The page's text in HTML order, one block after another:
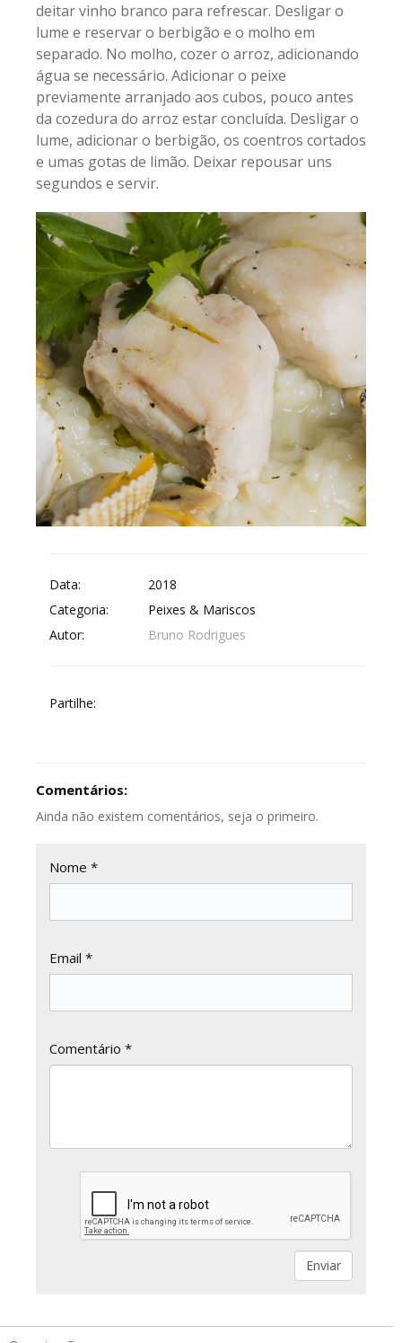
deitar vinho branco para refrescar. Desligar o
lume e reservar o berbigão e o molho em
separado. No molho, cozer o arroz, adicionando
água se necessário. Adicionar o peixe
previamente arranjado aos cubos, pouco antes
da cozedura do arroz estar concluída. Desligar o
lume, adicionar o berbigão, os coentros cortados
e umas gotas de limão. Deixar repousar uns
segundos e servir.
Data:
2018
Categoria:
Peixes & Mariscos
Autor:
Bruno Rodrigues
Partilhe:
Comentários:
Ainda não existem comentários, seja o primeiro.
Nome *
Email *
Comentário *